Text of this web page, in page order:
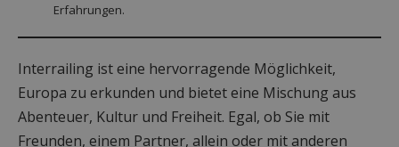
Erfahrungen.
Interrailing ist eine hervorragende Möglichkeit,
Europa zu erkunden und bietet eine Mischung aus
Abenteuer, Kultur und Freiheit. Egal, ob Sie mit
Freunden, einem Partner, allein oder mit anderen